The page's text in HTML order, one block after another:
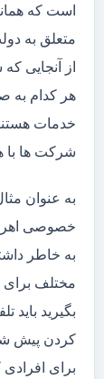
است که
متعلق به
از آنجایی
هر کدام به
خدمات
شرکت ها با
به عنوان
خصوصی اهر
به خاطر
مختلف برای
کردن پیش
برای